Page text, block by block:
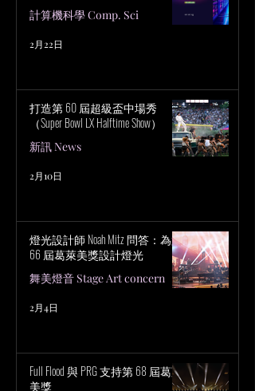
計算機科學 Comp. Sci
2月22日
打造第 60 屆超級盃中場秀
（Super Bowl LX Halftime Show）
新訊 News
2月10日
燈光設計師 Noah Mitz 問答：為第
66 屆葛萊美獎設計燈光
舞美燈音 Stage Art concern
2月4日
Full Flood 與 PRG 支持第 68 屆葛萊
美獎